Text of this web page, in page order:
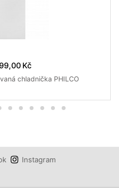
Kč
chladnička PHILCO
Instagram